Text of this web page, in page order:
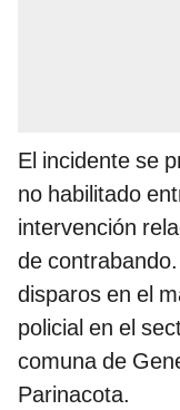
El incidente se
no habilitado
intervención
de
disparos en el
policial en el
comuna de
Parinacota.